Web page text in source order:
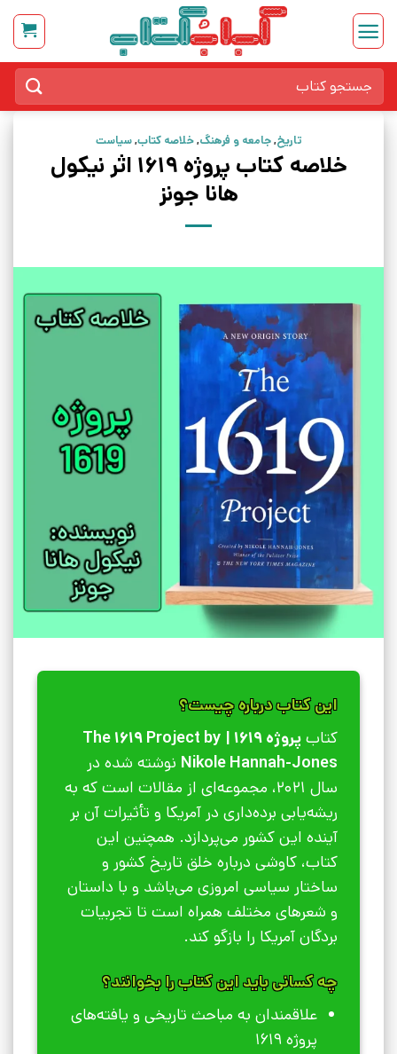
Skip
content
برای:
تاریخ,جامعه و فرهنگ,خلاصه کتاب,سیاست
خلاصه کتاب پروژه 1619 اثر نیکول
هانا جونز
این کتاب درباره چیست؟
کتاب
پروژه‌ 1619 | The 1619 Project by
Nikole Hannah-Jones نوشته شده در
سال 2021، مجموعه‌ای از مقالات است که به
ریشه‌یابی برده‌داری در آمریکا و تأثیرات آن بر
آینده این کشور می‌پردازد. همچنین این
کتاب، کاوشی درباره خلق تاریخ کشور و
ساختار سیاسی امروزی می‌باشد و با داستان
و شعرهای مختلف همراه است تا تجربیات
بردگان آمریکا را بازگو کند.
چه کسانی باید این کتاب را بخوانند؟
علاقمندان به مباحث تاریخی و یافته‌های
پروژه 1619